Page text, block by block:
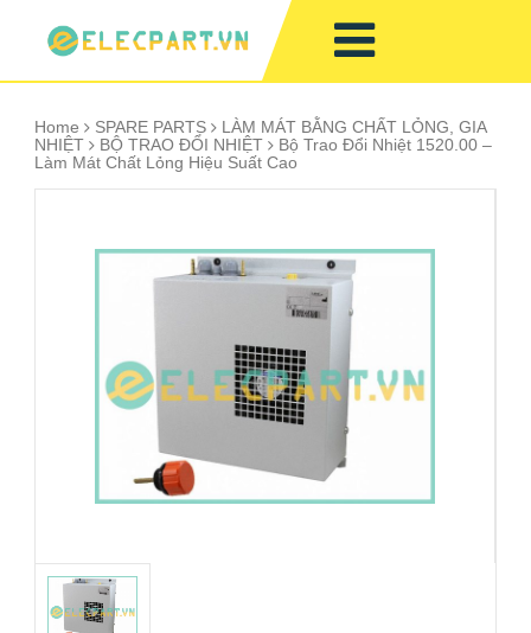
Home SPARE PARTS
LÀM MÁT BẰNG CHẤT LỎNG, GIA
NHIỆT
BỘ TRAO ĐỔI NHIỆT
Bộ Trao Đổi Nhiệt 1520.00 –
Làm Mát Chất Lỏng Hiệu Suất Cao